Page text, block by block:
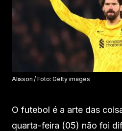
Alisson / Foto: Getty images
O futebol é a arte das
quarta-feira (05) não foi